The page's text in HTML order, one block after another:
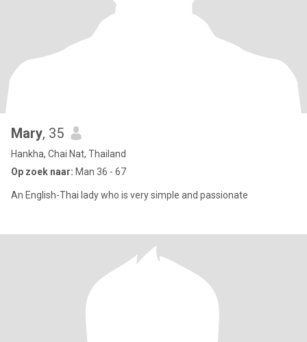
Mary, 35
Hankha, Chai Nat, Thailand
Op zoek naar: Man 36 - 67
An English-Thai lady who is very simple and passionate